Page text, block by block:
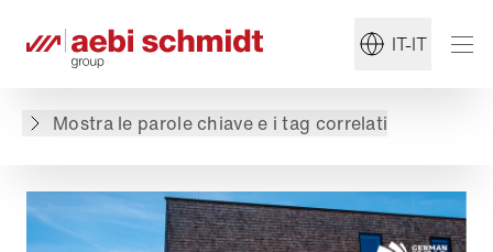
IT-IT
Mostra le parole chiave e i tag correlati
#Servizio comunale